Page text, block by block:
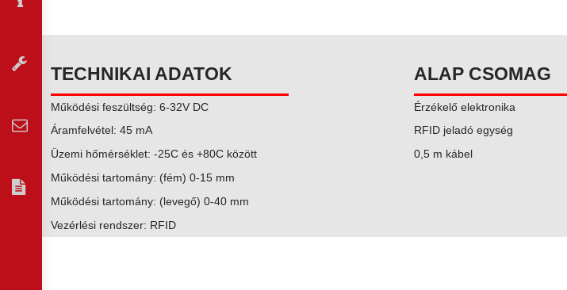
DOKUMENTÁCIÓK
KAPCSOLAT
TECHNIKAI ADATOK
Működési feszültség: 6-32V DC
Áramfelvétel: 45 mA
Üzemi hőmérséklet: -25C és +80C között
Működési tartomány: (fém) 0-15 mm
Működési tartomány: (levegő) 0-40 mm
Vezérlési rendszer: RFID
ALAP CSOMAG
Érzékelő elektronika
RFID jeladó egység
0,5 m kábel